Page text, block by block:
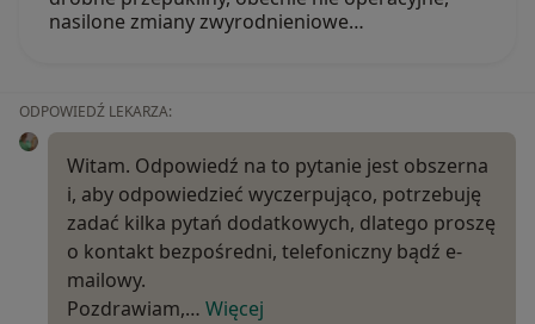
nasilone zmiany zwyrodnieniowe…
ODPOWIEDŹ LEKARZA:
Witam. Odpowiedź na to pytanie jest obszerna
i, aby odpowiedzieć wyczerpująco, potrzebuję
zadać kilka pytań dodatkowych, dlatego proszę
o kontakt bezpośredni, telefoniczny bądź e-
mailowy.
Pozdrawiam,… Więcej